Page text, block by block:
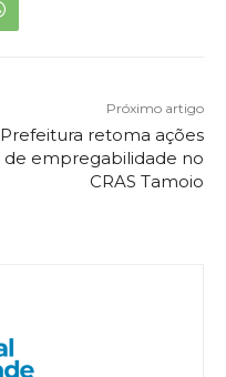
Próximo artigo
Prefeitura retoma ações
de empregabilidade no
CRAS Tamoio